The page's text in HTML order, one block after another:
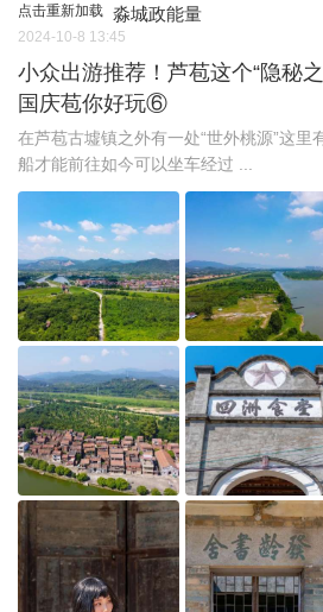
点击重新加载 淼城政能量
2024-10-8 13:45
小众出游推荐！芦苞这个“隐秘
国庆苞你好玩⑥
在芦苞古墟镇之外有一处“世外桃源”这里
船才能前往如今可以坐车经过 ...